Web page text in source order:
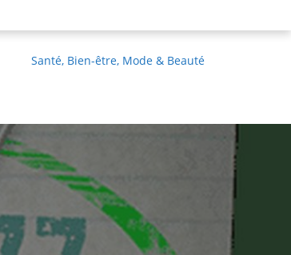
Santé, Bien-être, Mode & Beauté